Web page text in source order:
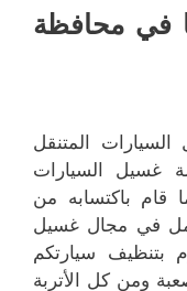
في محافظة
المتنقل
غسيل السيارات
قام باكتسابه من
في مجال غسيل
بتنظيف سيارتكم
ومن كل الأتربة